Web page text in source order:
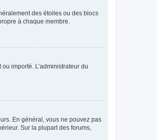
des étoiles ou des blocs
à chaque membre.
importé. L’administrateur du
En général, vous ne pouvez pas
Sur la plupart des forums,